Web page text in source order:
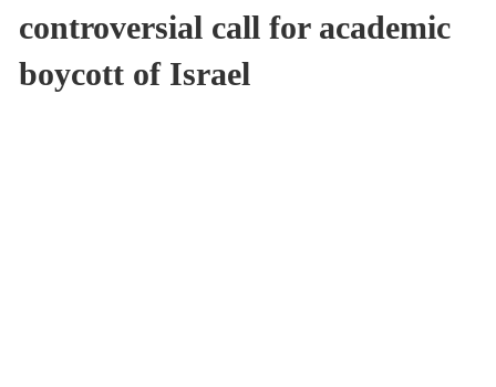
controversial call for academic
boycott of Israel